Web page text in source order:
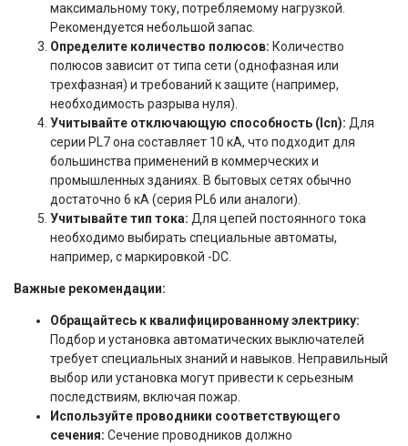
максимальному току, потребляемому нагрузкой.
Рекомендуется небольшой запас.
Определите количество полюсов: Количество
полюсов зависит от типа сети (однофазная или
трехфазная) и требований к защите (например,
необходимость разрыва нуля).
Учитывайте отключающую способность (Icn): Для
серии PL7 она составляет 10 кА, что подходит для
большинства применений в коммерческих и
промышленных зданиях. В бытовых сетях обычно
достаточно 6 кА (серия PL6 или аналоги).
Учитывайте тип тока: Для цепей постоянного тока
необходимо выбирать специальные автоматы,
например, с маркировкой -DC.
Важные рекомендации:
Обращайтесь к квалифицированному электрику:
Подбор и установка автоматических выключателей
требует специальных знаний и навыков. Неправильный
выбор или установка могут привести к серьезным
последствиям, включая пожар.
Используйте проводники соответствующего
сечения: Сечение проводников должно